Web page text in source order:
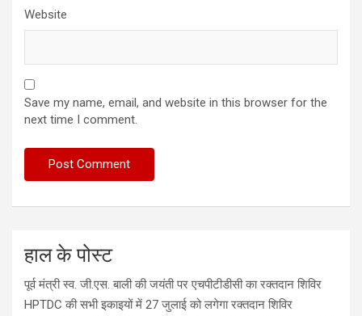
Website
Save my name, email, and website in this browser for the
next time I comment.
हाल के पोस्ट
पूर्व मंत्री स्व. जी.एस. बाली की जयंती पर एचपीटीडीसी का रक्तदान शिविर
HPTDC की सभी इकाइयों में 27 जुलाई को लगेगा रक्तदान शिविर